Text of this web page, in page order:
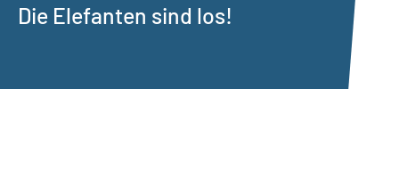
Die Elefanten sind los!